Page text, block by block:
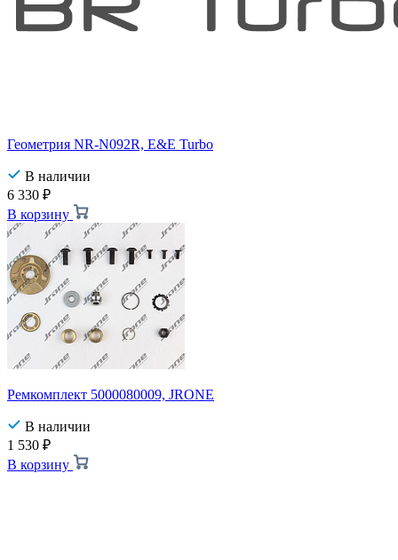
Геометрия NR-N092R, E&E Turbo
В наличии
6 330 ₽
В корзину
Ремкомплект 5000080009, JRONE
В наличии
1 530 ₽
В корзину